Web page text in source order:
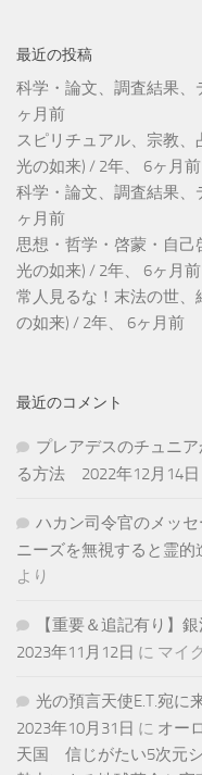
最近の投稿
科学・論文、調査結果、
ヶ月前
スピリチュアル、宗教、
光の如来) / 2年、 6ヶ月前
科学・論文、調査結果、
ヶ月前
思想・哲学・啓蒙・自
光の如来) / 2年、 6ヶ月前
常人見るな！末法の世
の如来) / 2年、 6ヶ月前
最近のコメント
プレアデスのチュニ
る方法 2022年12月14日
ハカン司令官のメッ
ニーズを無視すると霊的
より
【重要＆追記有り】
2023年11月12日 に マイ
光の預言天使E.T.宛
2023年10月31日 に オー
天国 信じがたい5次元